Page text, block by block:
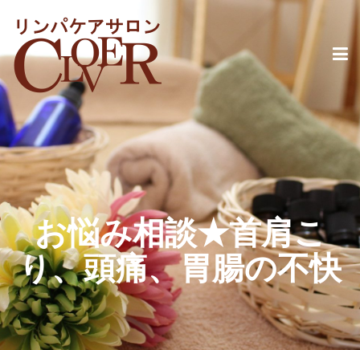
お悩み相談★首肩こ
り、頭痛、胃腸の不快